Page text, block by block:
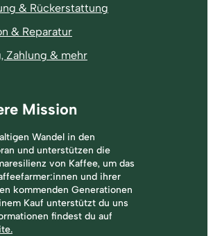
& Rückerstattung
& Reparatur
Zahlung & mehr
Mission
Wandel in den
und unterstützen die
von Kaffee, um das
und ihrer
kommenden Generationen
Kauf unterstützt du uns
findest du auf